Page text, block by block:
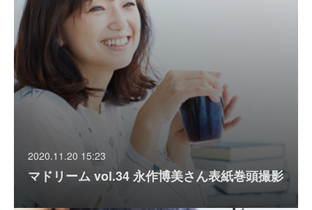
2020.11.20 15:23
マドリーム vol.34 永作博美さん表紙巻頭撮影